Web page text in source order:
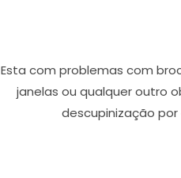
Esta com problemas com
janelas ou qualquer outro
descupinização